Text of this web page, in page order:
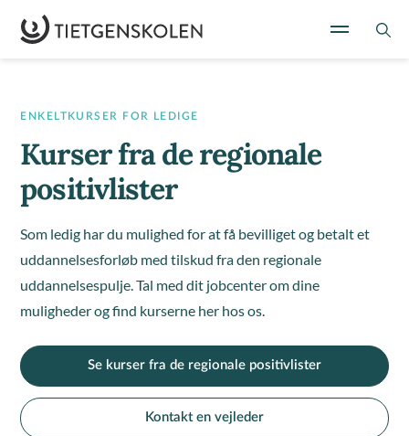
ENKELTKURSER FOR LEDIGE
Kurser fra de regionale
positivlister
Som ledig har du mulighed for at få bevilliget og betalt et
uddannelsesforløb med tilskud fra den regionale
uddannelsespulje. Tal med dit jobcenter om dine
muligheder og find kurserne her hos os.
Se kurser fra de regionale positivlister
Kontakt en vejleder